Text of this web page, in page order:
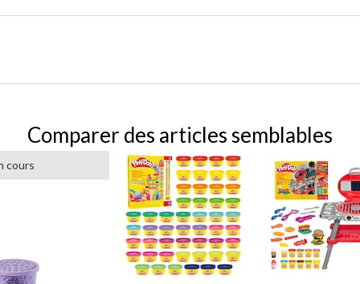
Comparer des articles semblables
cours